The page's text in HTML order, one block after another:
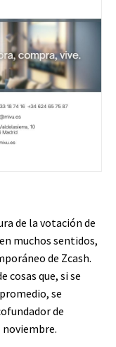
de la votación de
muchos sentidos,
de Zcash.
cosas que, si se
se
de
noviembre.